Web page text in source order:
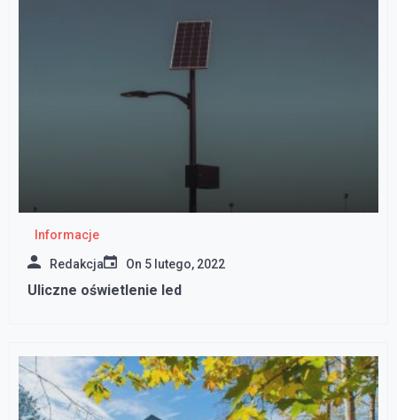
Informacje
Redakcja On 5 lutego, 2022
Uliczne oświetlenie led